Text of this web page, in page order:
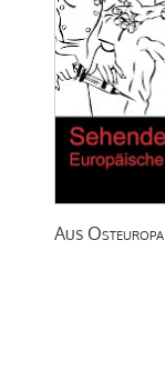
Aus Osteuropa